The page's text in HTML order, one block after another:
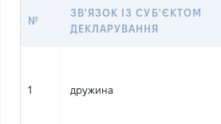
№
ЗВ'ЯЗОК ІЗ СУБ'ЄКТОМ
ДЕКЛАРУВАННЯ
1 дружина